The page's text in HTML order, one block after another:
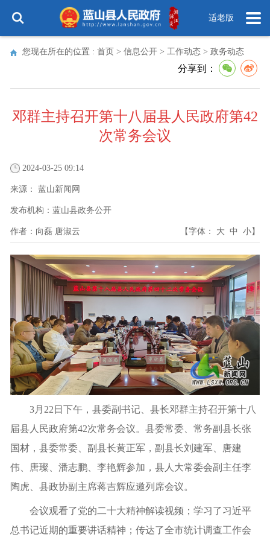
适老版
您现在所在的位置 : 首页 > 信息公开 > 工作动态 > 政务动态
分享到：
邓群主持召开第十八届县人民政府第42
次常务会议
2024-03-25 09:14
来源： 蓝山新闻网
发布机构： 蓝山县政务公开
作者： 向磊 唐淑云 【字体： 大 中 小】
3月22日下午，县委副书记、县长邓群主持召开第十八
届县人民政府第42次常务会议。县委常委、常务副县长张
国材，县委常委、副县长黄正军，副县长刘建军、唐建
伟、唐璨、潘志鹏、李艳辉参加，县人大常委会副主任李
陶虎、县政协副主席蒋吉辉应邀列席会议。
会议观看了党的二十大精神解读视频；学习了习近平
总书记近期的重要讲话精神；传达了全市统计调查工作会